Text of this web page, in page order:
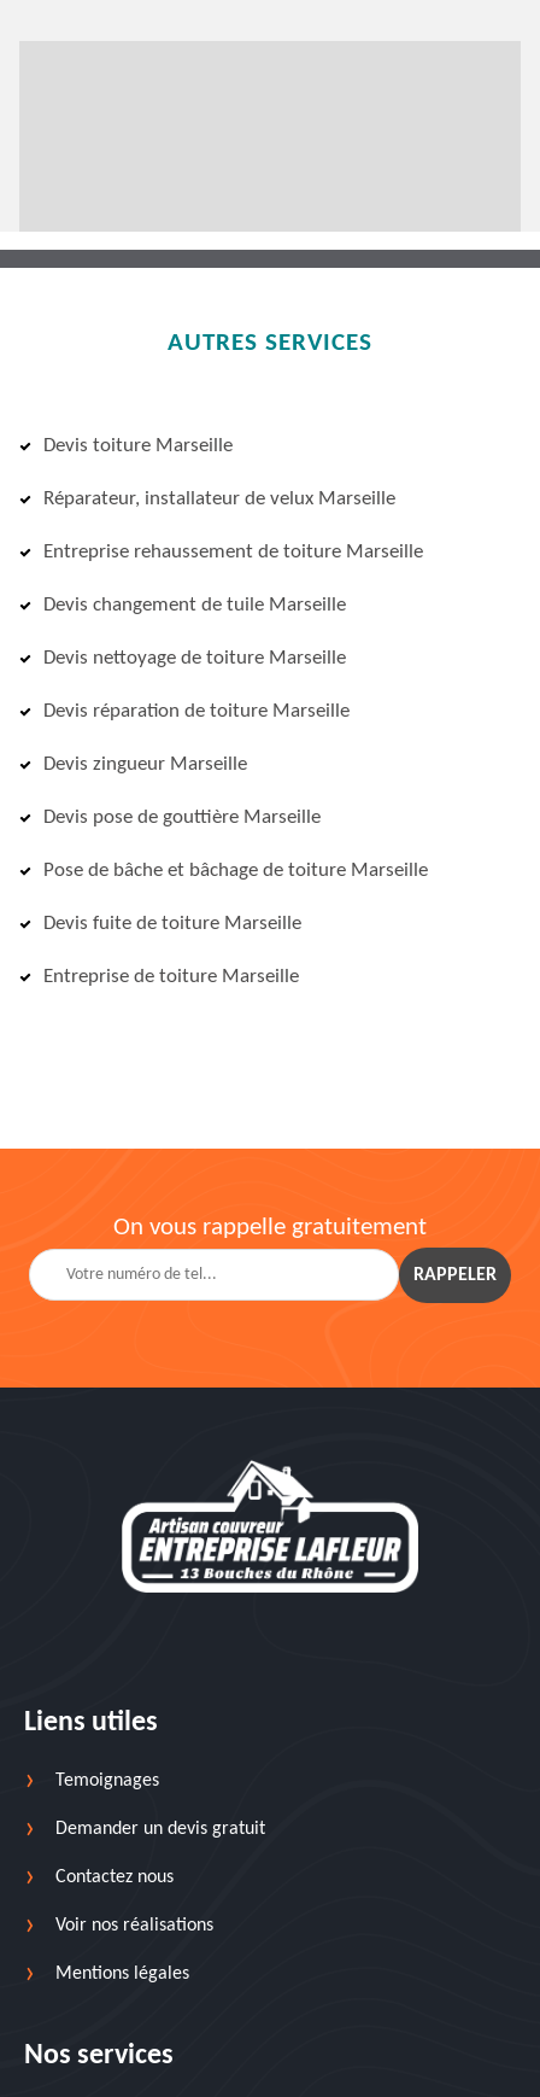
AUTRES SERVICES
Devis toiture Marseille
Réparateur, installateur de velux Marseille
Entreprise rehaussement de toiture Marseille
Devis changement de tuile Marseille
Devis nettoyage de toiture Marseille
Devis réparation de toiture Marseille
Devis zingueur Marseille
Devis pose de gouttière Marseille
Pose de bâche et bâchage de toiture Marseille
Devis fuite de toiture Marseille
Entreprise de toiture Marseille
On vous rappelle gratuitement
Liens utiles
Temoignages
Demander un devis gratuit
Contactez nous
Voir nos réalisations
Mentions légales
Nos services